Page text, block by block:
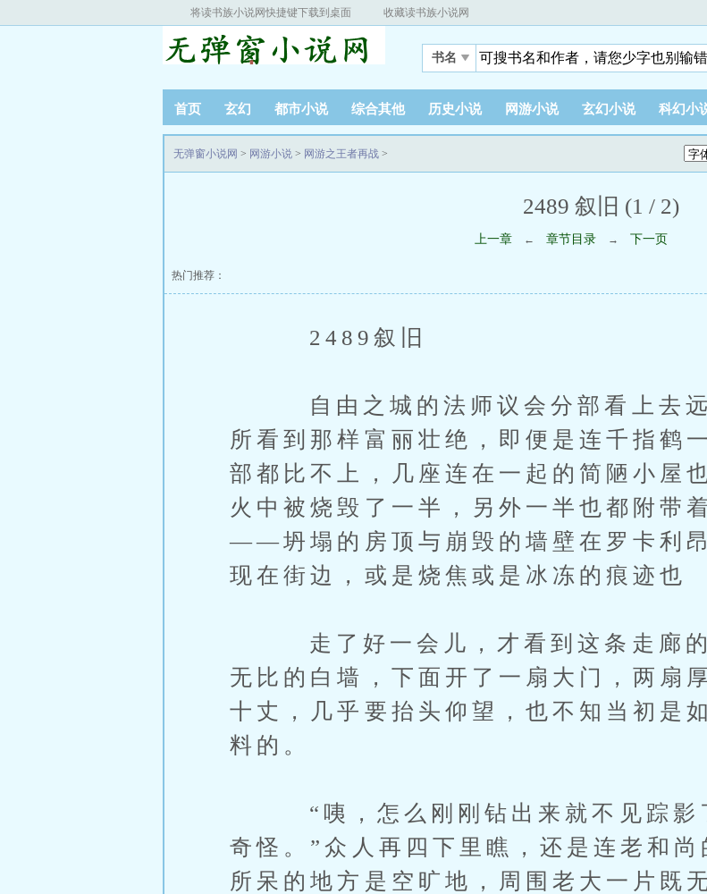
将读书族小说网快捷键下载到桌面 收藏读书族小说网
书名
首页 玄幻 都市小说 综合其他 历史小说 网游小说 玄幻小说 科幻小
无弹窗小说网 > 网游小说 > 网游之王者再战 >
2489 叙旧 (1 / 2)
上一章 ← 章节目录 → 下一页
热门推荐：
2489叙旧
自由之城的法师议会分部看上去远
所看到那样富丽壮绝，即便是连千指鹤
部都比不上，几座连在一起的简陋小屋
火中被烧毁了一半，另外一半也都附带
——坍塌的房顶与崩毁的墙壁在罗卡利
现在街边，或是烧焦或是冰冻的痕迹也
走了好一会儿，才看到这条走廊的
无比的白墙，下面开了一扇大门，两扇
十丈，几乎要抬头仰望，也不知当初是
料的。
“咦，怎么刚刚钻出来就不见踪影了
奇怪。”众人再四下里瞧，还是连老和
所呆的地方是空旷地，周围老大一片既